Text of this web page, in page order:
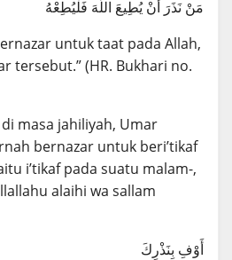
مَنْ نَذَرَ أَنْ يُطِيعَ اللَّهَ فَلْيُطِعْهُ
untuk taat pada Allah,
tersebut.” (HR. Bukhari no.
masa jahiliyah, Umar
bernazar untuk beri’tikaf
i’tikaf pada suatu malam-,
alaihi wa sallam
أَوْفِ بِنَذْرِكَ